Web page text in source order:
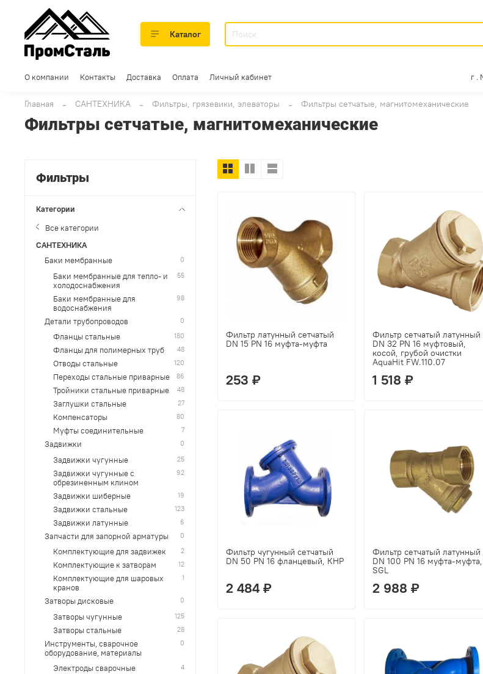
Каталог
О компании Контакты Доставка Оплата Личный кабинет г .
Главная САНТЕХНИКА Фильтры, грязевики, элеваторы Фильтры сетчатые, магнитомеханические
Фильтры сетчатые, магнитомеханические
Фильтр латунный сетчатый
DN 15 PN 16 муфта-муфта
253 ₽
Фильтр сетчатый латунный
DN 32 PN 16 муфтовый,
косой, грубой очистки
AquaHit FW.110.07
1 518 ₽
Фильтр чугунный сетчатый
DN 50 PN 16 фланцевый, КНР
2 484 ₽
Фильтр сетчатый латунный
DN 100 PN 16 муфта-муфта,
SGL
2 988 ₽
Фильтры
Категории
Все категории
САНТЕХНИКА
Баки мембранные
0
Баки мембранные для тепло- и
холодоснабжения
55
Баки мембранные для
водоснабжения
98
Детали трубопроводов 0
Фланцы стальные 180
Фланцы для полимерных труб 48
Отводы стальные 120
Переходы стальные приварные 86
Тройники стальные приварные 48
Заглушки стальные 27
Компенсаторы 80
Муфты соединительные 7
Задвижки 0
Задвижки чугунные 25
Задвижки чугунные с
обрезиненным клином
92
Задвижки шиберные 19
Задвижки стальные 123
Задвижки латунные 6
Запчасти для запорной арматуры 0
Комплектующие для задвижек 2
Комплектующие к затворам 12
Комплектующие для шаровых
кранов
1
Затворы дисковые 0
Затворы чугунные 125
Затворы стальные 28
Инструменты, сварочное
оборудование, материалы
0
Электроды сварочные 4